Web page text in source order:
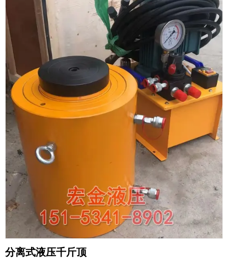
微信号
15153418902
分离式液压千斤顶